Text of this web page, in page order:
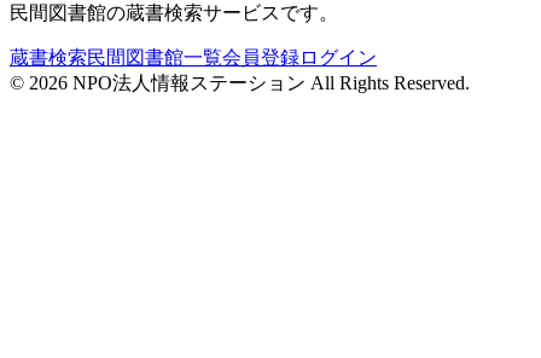
民間図書館の蔵書検索サービスです。
蔵書検索民間図書館一覧会員登録ログイン
© 2026 NPO法人情報ステーション All Rights Reserved.